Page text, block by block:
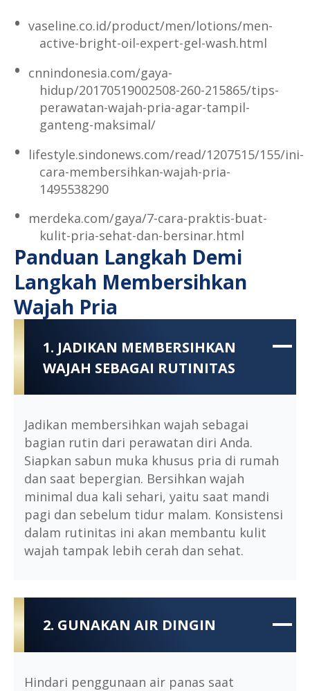
vaseline.co.id/product/men/lotions/men-
active-bright-oil-expert-gel-wash.html
cnnindonesia.com/gaya-
hidup/20170519002508-260-215865/tips-
perawatan-wajah-pria-agar-tampil-
ganteng-maksimal/
lifestyle.sindonews.com/read/1207515/155/ini-
cara-membersihkan-wajah-pria-
1495538290
merdeka.com/gaya/7-cara-praktis-buat-
kulit-pria-sehat-dan-bersinar.html
Panduan Langkah Demi
Langkah Membersihkan
Wajah Pria
1. JADIKAN MEMBERSIHKAN
WAJAH SEBAGAI RUTINITAS
Jadikan membersihkan wajah sebagai
bagian rutin dari perawatan diri Anda.
Siapkan sabun muka khusus pria di rumah
dan saat bepergian. Bersihkan wajah
minimal dua kali sehari, yaitu saat mandi
pagi dan sebelum tidur malam. Konsistensi
dalam rutinitas ini akan membantu kulit
wajah tampak lebih cerah dan sehat.
2. GUNAKAN AIR DINGIN
Hindari penggunaan air panas saat